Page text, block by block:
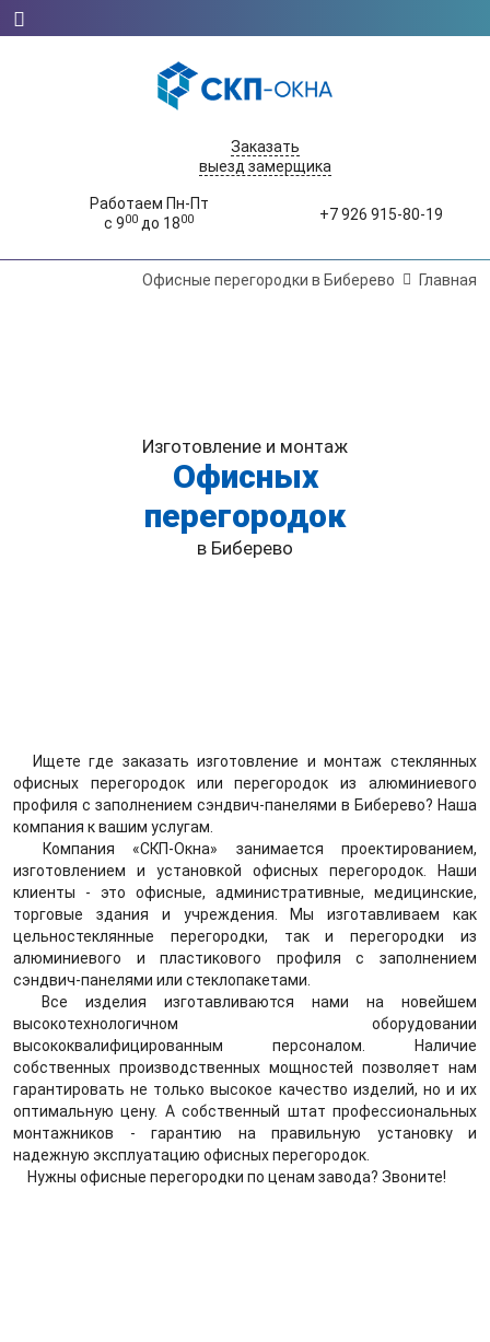
Заказать
выезд замерщика
Работаем Пн-Пт
с 900 до 1800 +7 926 915-80-19
Офисные перегородки в Биберево Главная
Изготовление и монтаж
Офисных
перегородок
в Биберево
Ищете где заказать изготовление и монтаж стеклянных
офисных перегородок или перегородок из алюминиевого
профиля с заполнением сэндвич-панелями в Биберево? Наша
компания к вашим услугам.
Компания «СКП-Окна» занимается проектированием,
изготовлением и установкой офисных перегородок. Наши
клиенты - это офисные, административные, медицинские,
торговые здания и учреждения. Мы изготавливаем как
цельностеклянные перегородки, так и перегородки из
алюминиевого и пластикового профиля с заполнением
сэндвич-панелями или стеклопакетами.
Все изделия изготавливаются нами на новейшем
высокотехнологичном оборудовании
высококвалифицированным персоналом. Наличие
собственных производственных мощностей позволяет нам
гарантировать не только высокое качество изделий, но и их
оптимальную цену. А собственный штат профессиональных
монтажников - гарантию на правильную установку и
надежную эксплуатацию офисных перегородок.
Нужны офисные перегородки по ценам завода? Звоните!